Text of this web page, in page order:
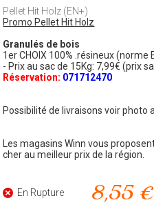
Pellet Hit Holz (EN+)
Promo Pellet Hit Holz
Granulés de bois
1er CHOIX 100% .résineux (norme
- Prix au sac de 15Kg: 7,99€ (prix
Réservation: 071712470
Possibilité de livraisons voir photo
Les magasins Winn vous
cher au meilleur prix de la région.
En Rupture 8,55 €